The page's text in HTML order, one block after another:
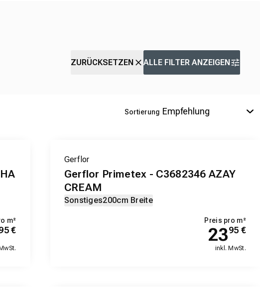
ZURÜCKSETZEN ALLE FILTER ANZEIGEN
Sortierung
m²
€
Gerflor
Gerflor Primetex - C3682346 AZAY
CREAM
Sonstiges200cm Breite
Preis pro m²
2395 €
inkl. MwSt.